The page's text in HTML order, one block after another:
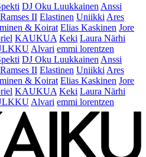
DJ Oku Luukkainen Anssi
Ramses II Elastinen Uniikki Ares
& Koirat Elias Kaskinen Jore
KAUKUA Keki Laura Närhi
Alvari emmi lorentzen
DJ Oku Luukkainen Anssi
Ramses II Elastinen Uniikki Ares
& Koirat Elias Kaskinen Jore
KAUKUA Keki Laura Närhi
Alvari emmi lorentzen